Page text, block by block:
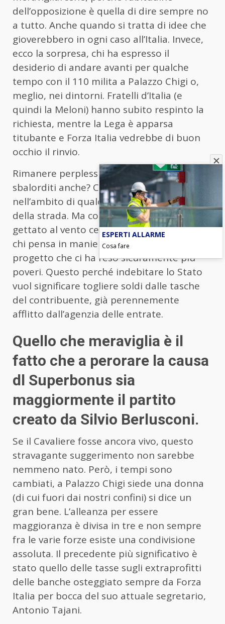
dell’opposizione è quella di dire sempre no
a tutto. Anche quando si tratta di idee che
gioverebbero in ogni caso all’Italia. Invece,
ecco la sorpresa, chi ha espresso il
desiderio di andare avanti per qualche
tempo con il 110 milita a Palazzo Chigi o,
meglio, nei dintorni. Fratelli d’Italia (e
quindi la Meloni) hanno subito respinto la
richiesta, mentre la Lega è apparsa
titubante e Forza Italia vedrebbe di buon
occhio il rinvio.
Rimanere perplessi è consentito? Essere
sbalorditi anche? Certamente siamo
nell’ambito di qualcosa che sfugge all’uomo
della strada. Ma come? Abbiamo quasi
gettato al vento cento miliardi e c’è ancora
chi pensa in maniera positiva ad un
progetto che ci ha reso sicuramente più
poveri. Questo perché indebitare lo Stato
vuol significare togliere soldi dalle tasche
del contribuente, già perennemente
afflitto dall’agenzia delle entrate.
Quello che meraviglia è il
fatto che a perorare la causa
dl Superbonus sia
maggiormente il partito
creato da Silvio Berlusconi.
Se il Cavaliere fosse ancora vivo, questo
stravagante suggerimento non sarebbe
nemmeno nato. Però, i tempi sono
cambiati, a Palazzo Chigi siede una donna
(di cui fuori dai nostri confini) si dice un
gran bene. L’alleanza per essere
maggioranza è divisa in tre e non sempre
fra le varie forze esiste una condivisione
assoluta. Il precedente più significativo è
stato quello delle tasse sugli extraprofitti
delle banche osteggiato sempre da Forza
Italia per bocca del suo attuale segretario,
Antonio Tajani.
ESPERTI ALLARME
Cosa fare